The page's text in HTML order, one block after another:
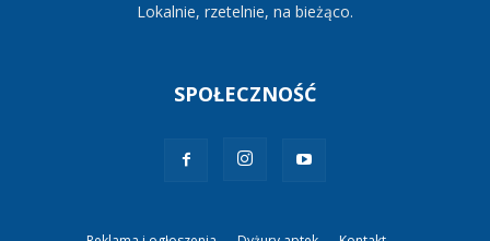
Lokalnie, rzetelnie, na bieżąco.
SPOŁECZNOŚĆ